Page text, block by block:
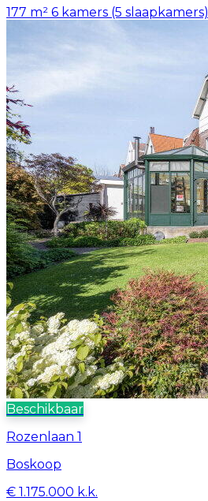
177 m² 6 kamers (5 slaapkamers)
Beschikbaar
Rozenlaan 1
Boskoop
€ 1.175.000 k.k.